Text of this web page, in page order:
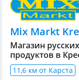
Mix Markt
Магазин
продуктов в
11,6 км от Карста